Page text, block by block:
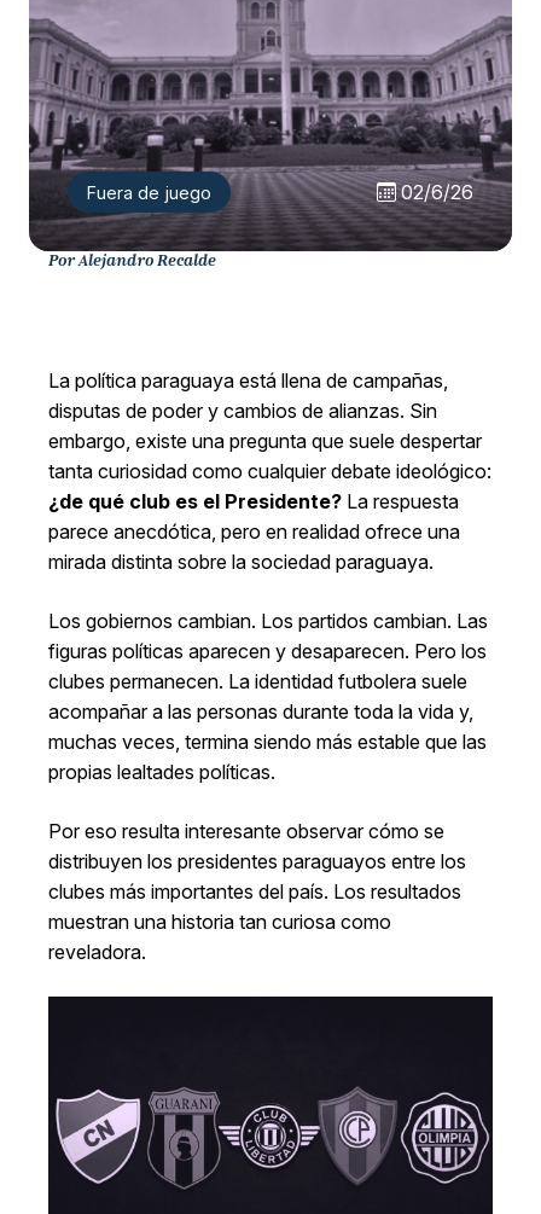
Fuera de juego 02/6/26
Por Alejandro Recalde
La política paraguaya está llena de campañas,
disputas de poder y cambios de alianzas. Sin
embargo, existe una pregunta que suele despertar
tanta curiosidad como cualquier debate ideológico:
¿de qué club es el Presidente? La respuesta
parece anecdótica, pero en realidad ofrece una
mirada distinta sobre la sociedad paraguaya.
Los gobiernos cambian. Los partidos cambian. Las
figuras políticas aparecen y desaparecen. Pero los
clubes permanecen. La identidad futbolera suele
acompañar a las personas durante toda la vida y,
muchas veces, termina siendo más estable que las
propias lealtades políticas.
Por eso resulta interesante observar cómo se
distribuyen los presidentes paraguayos entre los
clubes más importantes del país. Los resultados
muestran una historia tan curiosa como
reveladora.